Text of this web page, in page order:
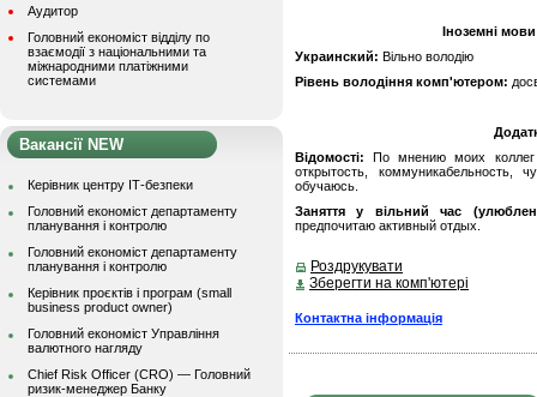
Аудитор
Головний економіст відділу по
взаємодії з національними та
міжнародними платіжними
системами
Вакансії NEW
Керівник центру ІТ-безпеки
Головний економіст департаменту
планування і контролю
Головний економіст департаменту
планування і контролю
Керівник проєктів і програм (small
business product owner)
Головний економіст Управління
валютного нагляду
Chief Risk Officer (CRO) — Головний
ризик-менеджер Банку
Іноземні
Украинский: Вільно володію
Рівень володіння комп'ютером:
Відомості: По мнению моих коллег
открытость, коммуникабельность,
обучаюсь.
Заняття у вільний час
предпочитаю активный отдых.
Роздрукувати
Зберегти на комп'ютері
Контактна інформація